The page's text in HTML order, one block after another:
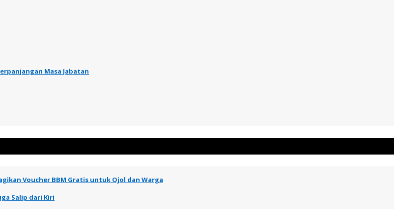
Masa Jabatan
Voucher BBM Gratis untuk Ojol dan Warga
Salip dari Kiri